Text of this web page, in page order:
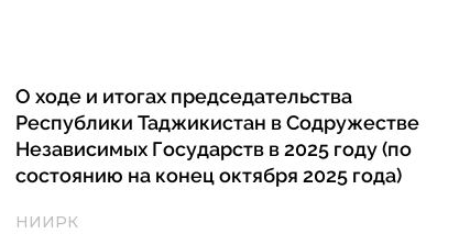
О ходе и итогах председательства
Республики Таджикистан в Содружестве
Независимых Государств в 2025 году (по
состоянию на конец октября 2025 года)
НИИРК